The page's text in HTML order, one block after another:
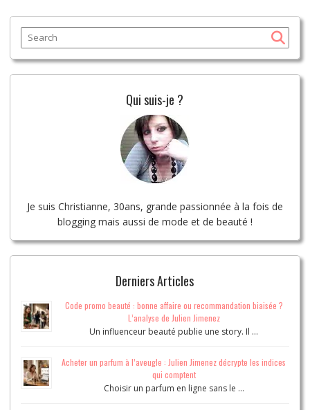
Qui suis-je ?
Je suis Christianne, 30ans, grande passionnée à la fois de
blogging mais aussi de mode et de beauté !
Derniers Articles
Code promo beauté : bonne affaire ou recommandation biaisée ?
L’analyse de Julien Jimenez
Un influenceur beauté publie une story. Il …
Acheter un parfum à l’aveugle : Julien Jimenez décrypte les indices
qui comptent
Choisir un parfum en ligne sans le …